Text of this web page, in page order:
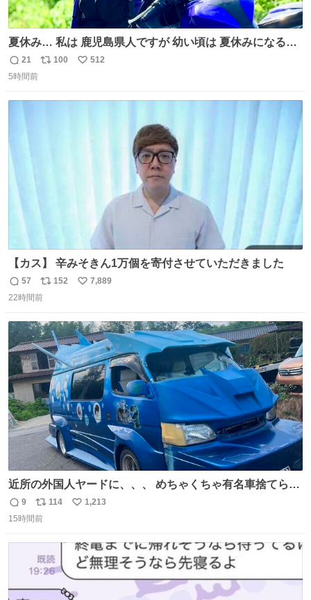
夏休み… 私は 鹿児島県人ですが 幼い頃は 夏休みになると
母の郷… 山梨へ遊びに行くのが楽しみでした 母の実家へ 1
ヶ月近く泊まって … … 今の私は 医療従事者 お盆休み？ﾅﾆ
返
信
21
リ
100
い
512
5時間前
【カス】 辛みそきん1万個を寄付させていただきました
返
信
57
リ
ポ
ト
数
152
い
数
7,889
22時間前
近所の外国人ヤードに、、、 めちゃくちゃ有名車捨てられ
てました😭 外装ぼろぼろだし、、 中も何にも残ってない
し、、 可哀想に😢😢 今まで数十年お疲れ様でした、、 #バ
返
信
9
リ
ポ
ト
数
114
い
数
1,213
15時間前